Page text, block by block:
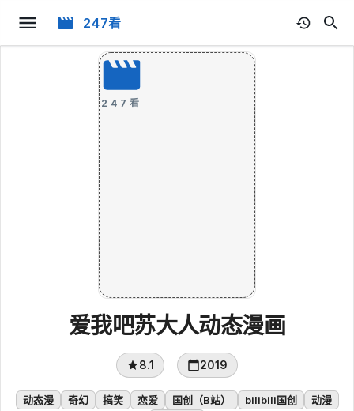
247看
247看
爱我吧苏大人动态漫画
8.1 2019
动态漫 奇幻 搞笑 恋爱 国创（B站） bilibili国创
动漫